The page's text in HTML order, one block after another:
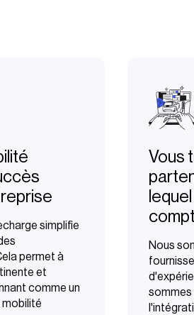
simplifie
permet à
et
comme un
mobilité
Vous
Nous
sommes